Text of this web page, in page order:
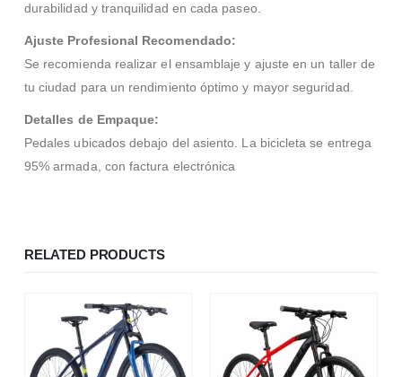
durabilidad y tranquilidad en cada paseo.
Ajuste Profesional Recomendado:
Se recomienda realizar el ensamblaje y ajuste en un taller de
tu ciudad para un rendimiento óptimo y mayor seguridad.
Detalles de Empaque:
Pedales ubicados debajo del asiento. La bicicleta se entrega
95% armada, con factura electrónica
RELATED PRODUCTS